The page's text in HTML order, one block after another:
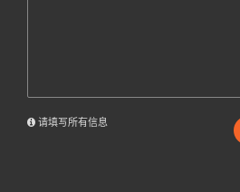
请填写所有信息